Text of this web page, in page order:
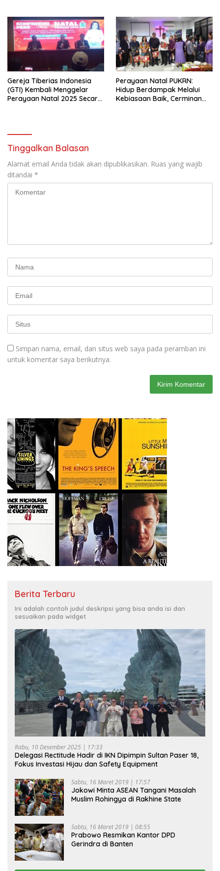
Gereja Tiberias Indonesia
(GTI) Kembali Menggelar
Perayaan Natal 2025 Secara
Perayaan Natal PUKRN:
Hidup Berdampak Melalui
Kebiasaan Baik, Cerminan
Tinggalkan Balasan
Alamat email Anda tidak akan dipublikasikan. Ruas yang wajib
ditandai *
Simpan nama, email, dan situs web saya pada peramban ini
untuk komentar saya berikutnya.
Berita Terbaru
Ini adalah contoh judul deskripsi yang bisa anda isi dan
sesuaikan pada widget
Rabu, 10 Desember 2025 | 17:33
Delegasi Rectitude Hadir di IKN Dipimpin Sultan Paser 18,
Fokus Investasi Hijau dan Safety Equipment
Sabtu, 16 Maret 2019 | 17:57
Jokowi Minta ASEAN Tangani Masalah
Muslim Rohingya di Rakhine State
Sabtu, 16 Maret 2019 | 08:55
Prabowo Resmikan Kantor DPD
Gerindra di Banten